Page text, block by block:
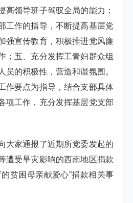
高领导班子驾驭全局的能力；
工作的指导，不断提高基层党
强宣传教育，积极推进党风廉
；五、充分发挥工青妇群众组
员的积极性，营造和谐氛围。
作要点为指导，结合支部具体
项工作，充分发挥基层党支部
大家通报了近期所党委发起的
遭受旱灾影响的西南地区捐款
贫困母亲献爱心”捐款相关事